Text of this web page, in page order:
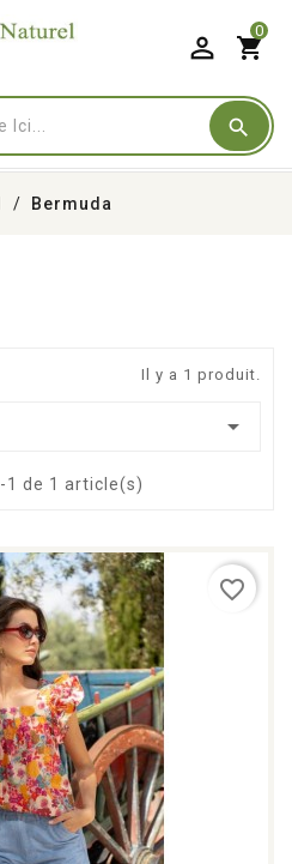
shopping_cart
0
Bermuda
Il y a 1 produit.

1 de 1 article(s)
favorite_border